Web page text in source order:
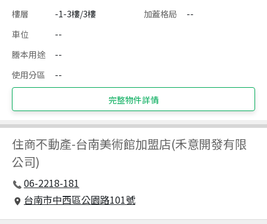
樓層
-1-3樓/3樓 加蓋格局
--
車位
--
謄本用途
--
使用分區
--
完整物件詳情
住商不動產-台南美術館加盟店(禾意開發有限
公司)
06-2218-181
台南市中西區公園路101號